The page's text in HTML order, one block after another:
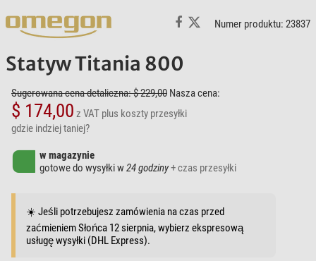
Numer produktu: 23837
Statyw Titania 800
Sugerowana cena detaliczna: $ 229,00 Nasza cena:
$ 174,00 z VAT plus koszty przesyłki
gdzie indziej taniej?
w magazynie
gotowe do wysyłki w24 godziny+ czas przesyłki
☀️ Jeśli potrzebujesz zamówienia na czas przed
zaćmieniem Słońca 12 sierpnia, wybierz ekspresową
usługę wysyłki (DHL Express).